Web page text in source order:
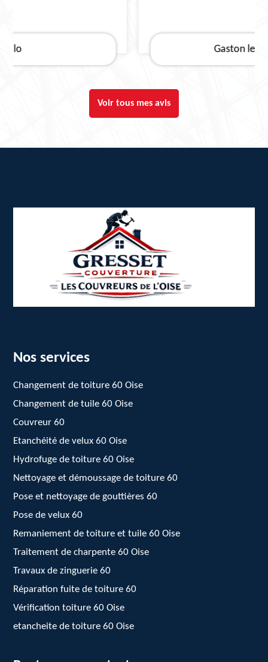
Voir tous mes avis
Nos services
Changement de toiture 60 Oise
Changement de tuile 60 Oise
Couvreur 60
Etanchéité de velux 60 Oise
Hydrofuge de toiture 60 Oise
Nettoyage et démoussage de toiture 60
Pose et nettoyage de gouttières 60
Pose de velux 60
Remaniement de toiture et tuile 60 Oise
Traitement de charpente 60 Oise
Travaux de zinguerie 60
Réparation fuite de toiture 60
Vérification toiture 60 Oise
etancheite de toiture 60 Oise